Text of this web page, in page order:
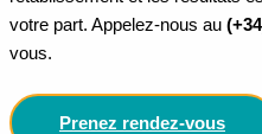
votre part. Appelez-nous au
vous.
Prenez rendez-vous